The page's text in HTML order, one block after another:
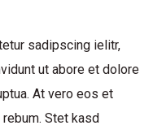
sadipscing ielitr,
ut abore et dolore
At vero eos et
Stet kasd